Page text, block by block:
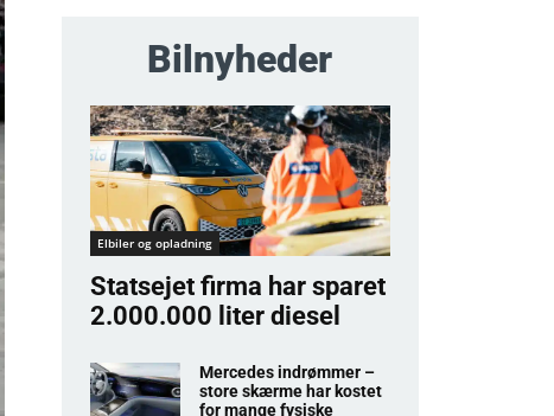
Bilnyheder
Elbiler og opladning
Statsejet firma har sparet
2.000.000 liter diesel
Mercedes indrømmer –
store skærme har kostet
for mange fysiske